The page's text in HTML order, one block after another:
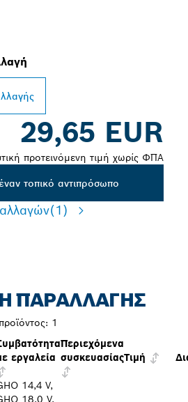
29,65 EUR
προτεινόμενη τιμή χωρίς ΦΠΑ
τοπικό αντιπρόσωπο
(1)
ΠΑΡΑΛΛΑΓΉΣ
1
εργαλεία
Περιεχόμενα
συσκευασίαςΤιμή
14,4 V,
18.0 V,